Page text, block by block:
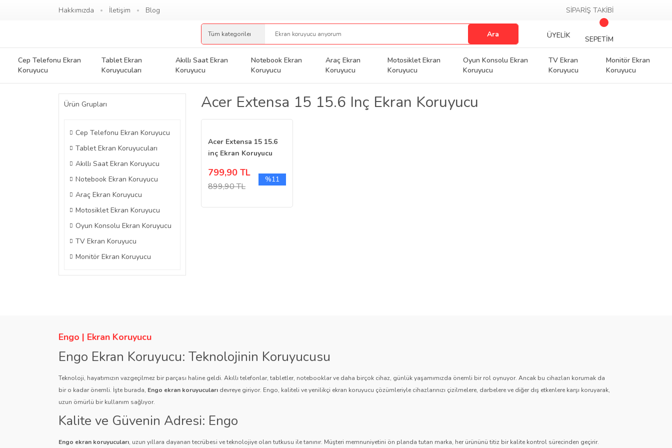
Hakkımızda İletişim Blog SİPARİŞ TAKİBİ
Ara ÜYELİK SEPETİM
Cep Telefonu Ekran
Koruyucu
Tablet Ekran
Koruyucuları
Akıllı Saat Ekran
Koruyucu
Notebook Ekran
Koruyucu
Araç Ekran
Koruyucu
Motosiklet Ekran
Koruyucu
Oyun Konsolu Ekran
Koruyucu
TV Ekran
Koruyucu
Monitör Ekran
Koruyucu
Ürün Grupları
Cep Telefonu Ekran Koruyucu
Tablet Ekran Koruyucuları
Akıllı Saat Ekran Koruyucu
Notebook Ekran Koruyucu
Araç Ekran Koruyucu
Motosiklet Ekran Koruyucu
Oyun Konsolu Ekran Koruyucu
TV Ekran Koruyucu
Monitör Ekran Koruyucu
Acer Extensa 15 15.6 Inç Ekran Koruyucu
Acer Extensa 15 15.6
inç Ekran Koruyucu
799,90 TL
899,90 TL
%11
Engo | Ekran Koruyucu
Engo Ekran Koruyucu: Teknolojinin Koruyucusu
Teknoloji, hayatımızın vazgeçilmez bir parçası haline geldi. Akıllı telefonlar, tabletler, notebooklar ve daha birçok cihaz, günlük yaşamımızda önemli bir rol oynuyor. Ancak bu cihazları korumak da
bir o kadar önemli. İşte burada, Engo ekran koruyucuları devreye giriyor. Engo, kaliteli ve yenilikçi ekran koruyucu çözümleriyle cihazlarınızı çizilmelere, darbelere ve diğer dış etkenlere karşı koruyarak,
uzun ömürlü bir kullanım sağlıyor.
Kalite ve Güvenin Adresi: Engo
Engo ekran koruyucuları, uzun yıllara dayanan tecrübesi ve teknolojiye olan tutkusu ile tanınır. Müşteri memnuniyetini ön planda tutan marka, her ürününü titiz bir kalite kontrol sürecinden geçirir.